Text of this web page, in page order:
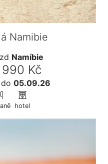
Namibie
Namíbie
Kč
do 05.09.26
hotel